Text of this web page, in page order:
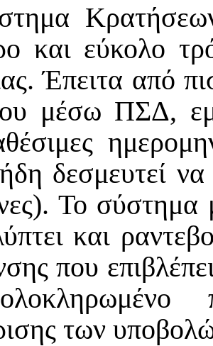
και εύκολο
Έπειτα από
μέσω ΠΣΔ,
δεσμευτεί
Το σύστημα
και
που
των